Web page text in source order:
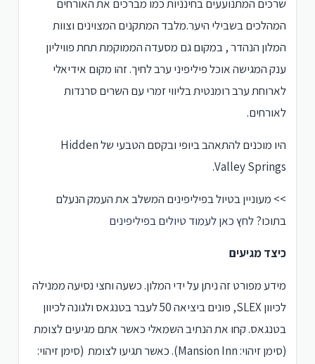
שרכים המתנועעים בחינניות כמו מברכים את האורחים
המהלכים בשבילי היער.מלבד המתקנים המצוינים וצוות
המלון הנהדר , במקום גם מסעדה הממוקמת תחת פוויליון
ענק המגישה אוכל פיליפיני ערב לחיך. זהו מקום אידיאלי
לארוחת ערב רומנטית בליווי זמרי עם השרים סרנדות
לאורחים.
היו מוכנים להתאהב ביופי ובקסם הטבעי של Hidden
Valley Springs.
>> מעוניין בטיול בפיליפינים המשלב את העמק הנעלם
בתוכו?לחץ כאן לעמוד טיולים בפיליפינים
כיצד מגיעים
מידע מפורט זה ניתן על ידי המלון. כשעה וחצי נסיעה ממנילה
לכיוון SLEX, פונים ביציאה 50 לעבר בטנגאס ולגונה לכיוון
בטנגאס. קחו את הנתיב השמאלי כאשר אתם מגיעים לצומת
(סימן זיהוי: Mansion Inn). כאשר תגיעו לצומת (סימן זיהוי: